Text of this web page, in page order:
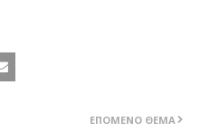
ΕΠΌΜΕΝΟ ΘΈΜΑ